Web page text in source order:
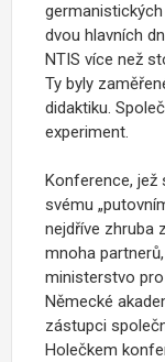
dvou hlavních
NTIS více než
Ty byly
didaktiku.
experiment.
Konference, jež
svému
nejdříve zhruba
mnoha
ministerstvo pro
Německé
zástupci
Holečkem